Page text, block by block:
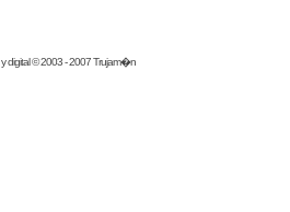
digital © 2003 - 2007 Trujam�n